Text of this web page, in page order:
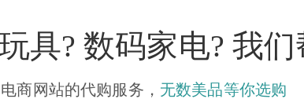
具? 数码家电? 我
商网站的代购服务， 无数美品等你选购